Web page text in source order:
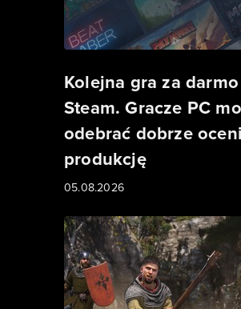
Kolejna gra za
Steam. Gracze PC
odebrać dobrze
produkcję
05.08.2026